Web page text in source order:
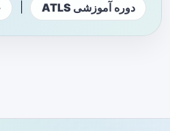
دوره آموزشی ATLS